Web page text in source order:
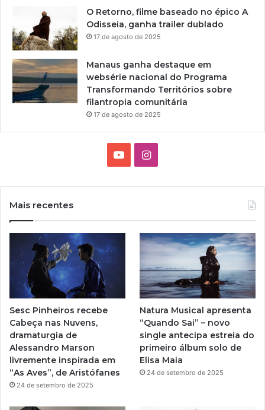
O Retorno, filme baseado no épico A
Odisseia, ganha trailer dublado
17 de agosto de 2025
Manaus ganha destaque em
websérie nacional do Programa
Transformando Territórios sobre
filantropia comunitária
17 de agosto de 2025
e
I
g
r
a
m
Mais recentes
Sesc Pinheiros recebe
Cabeça nas Nuvens,
dramaturgia de
Alessandro Marson
livremente inspirada em
“As Aves”, de Aristófanes
24 de setembro de 2025
Natura Musical apresenta
“Quando Sai” – novo
single antecipa estreia do
primeiro álbum solo de
Elisa Maia
24 de setembro de 2025